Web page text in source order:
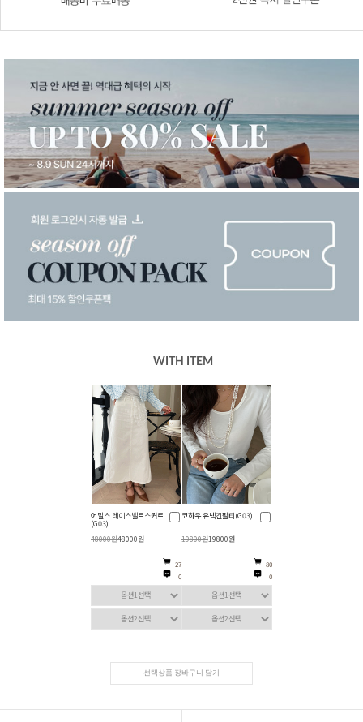
WITH ITEM
어밀스 레이스벨트스커트
(G03)
48000원48000원
27
0
코하우 유넥긴팔티(G03)
19800원19800원
80
0
선택상품 장바구니 담기